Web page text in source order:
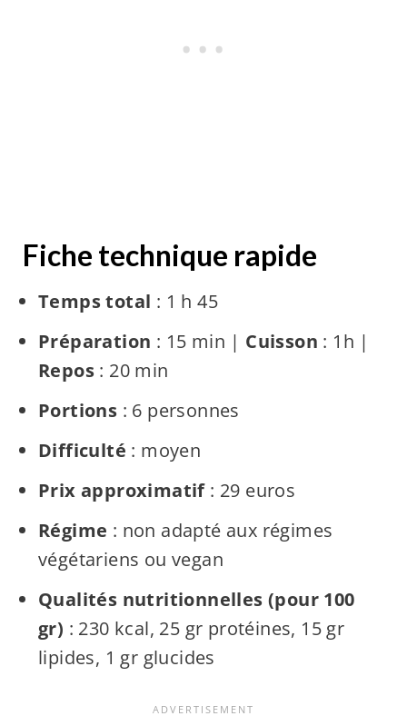
Fiche technique rapide
Temps total : 1 h 45
Préparation : 15 min | Cuisson : 1h |
Repos: 20 min
Portions : 6 personnes
Difficulté : moyen
Prix approximatif: 29 euros
Régime : non adapté aux régimes
végétariens ou vegan
Qualités nutritionnelles (pour 100
gr) : 230 kcal, 25 gr protéines, 15 gr
lipides, 1 gr glucides